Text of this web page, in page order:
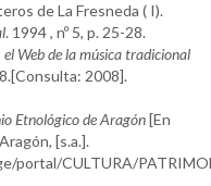
de La Fresneda ( I).
. 1994 , nº 5, p. 25-28.
Web de la música tradicional
2008].
Etnológico de Aragón[En
[s.a.].
portal/CULTURA/